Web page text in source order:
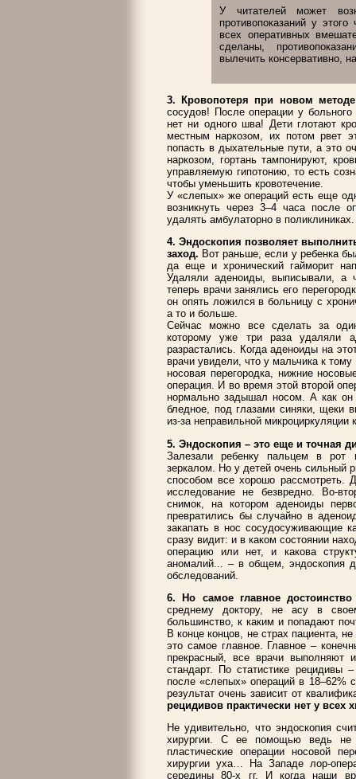
У читателей может
противопоказаний у
всех оперативных
сделаны,
вылечить консервативно,
3. Кровопотеря при новом
сосудов! После операции у
нет ни одного шва! Дети глотают
местным наркозом, их потом рвет
попасть в дыхательные пути, а это
наркозом, гортань тампонируют,
управляемую гипотонию, то есть
чтобы уменьшить кровотечение.
У «слепых» же операций есть еще
возникнуть через 3–4 часа после
удалять амбулаторно в поликлиниках.
4. Эндоскопия позволяет
заход. Вот раньше, если у ребенка
да еще и хронический гайморит
Удаляли аденоиды, выписывали, а
теперь врачи занялись его
он опять ложился в больницу с
а то и больше.
Сейчас можно все сделать за
которому уже три раза удаляли
разрастались. Когда аденоиды на
врачи увидели, что у мальчика к
носовая перегородка, нижние
операция. И во время этой второй
нормально задышал носом. А как он
бледное, под глазами синяки, щеки
из-за неправильной микроциркуляции
5. Эндоскопия – это еще и точная
Залезали ребенку пальцем в рот
зеркалом. Но у детей очень сильный
способом все хорошо рассмотреть.
исследование не безвредно. Во-
снимок, на котором аденоиды
превратились бы случайно в
закапать в нос сосудосуживающие
сразу видит: и в каком состоянии
операцию или нет, и какова
аномалий... – в общем, эндоскопия
обследований.
6. Но самое главное
среднему доктору, не асу в
большинство, к каким и попадают
В конце концов, не страх пациента,
это самое главное. Главное –
прекрасный, все врачи выполняют
стандарт. По статистике рецидивы
после «слепых» операций в 18–62%
результат очень зависит от
рецидивов практически нет у всех
Не удивительно, что эндоскопия
хирургии. С ее помощью ведь не
пластические операции носовой
хирургии уха… На Западе лор-
середины 80-х гг. И когда наши